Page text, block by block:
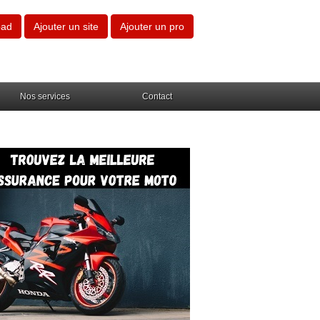
Ajouter un site Ajouter un pro
Nos services Contact